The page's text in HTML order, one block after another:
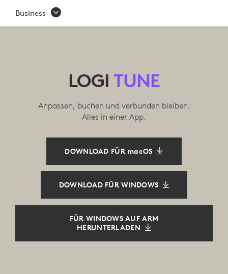
LOGI
LOGITECH
Business
LOGI TUNE
Anpassen, buchen und verbunden bleiben.
Alles in einer App.
DOWNLOAD FÜR macOS
DOWNLOAD FÜR WINDOWS
FÜR WINDOWS AUF ARM
HERUNTERLADEN